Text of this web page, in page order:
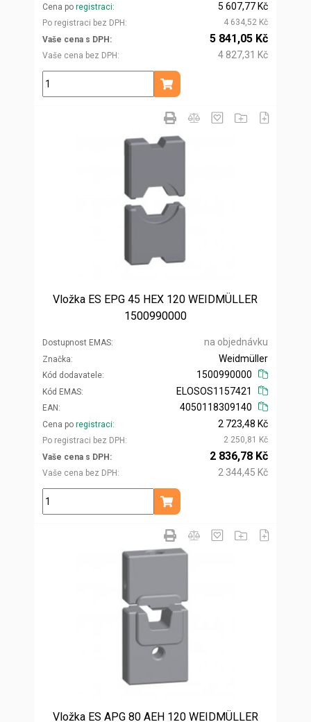
Cena po registraci
Po registraci bez DPH
5 607,77 Kč
4 634,52 Kč
Vaše cena s DPH
Vaše cena bez DPH
5 841,05 Kč
4 827,31 Kč
ks
Přidat do košíku
Vložka ES EPG 45 HEX 120 WEIDMÜLLER
1500990000
Dostupnost EMAS na objednávku
Značka
Kód dodavatele
Weidmüller
1500990000
Kód EMAS
EAN
ELOSOS1157421
4050118309140
Cena po registraci
Po registraci bez DPH
2 723,48 Kč
2 250,81 Kč
Vaše cena s DPH
Vaše cena bez DPH
2 836,78 Kč
2 344,45 Kč
ks
Přidat do košíku
Vložka ES APG 80 AEH 120 WEIDMÜLLER